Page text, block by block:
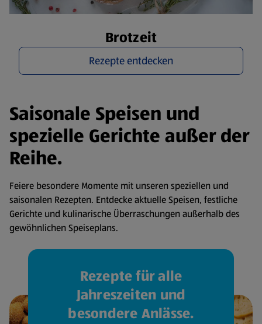
Brotzeit
Rezepte entdecken
Saisonale Speisen und
spezielle Gerichte außer der
Reihe.
Feiere besondere Momente mit unseren speziellen und
saisonalen Rezepten. Entdecke aktuelle Speisen, festliche
Gerichte und kulinarische Überraschungen außerhalb des
gewöhnlichen Speiseplans.
Rezepte für alle
Jahreszeiten und
besondere Anlässe.